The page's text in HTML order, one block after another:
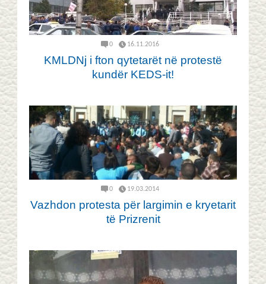
0 16.11.2016
KMLDNj i fton qytetarët në protestë
kundër KEDS-it!
0 19.03.2014
Vazhdon protesta për largimin e kryetarit
të Prizrenit